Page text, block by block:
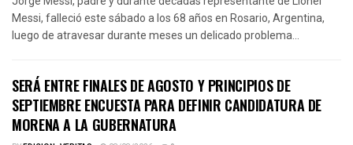
Messi, falleció este sábado a los 68 años en Rosario, Argentina,
luego de atravesar durante meses un delicado problema...
SERÁ ENTRE FINALES DE AGOSTO Y PRINCIPIOS DE
SEPTIEMBRE ENCUESTA PARA DEFINIR CANDIDATURA DE
MORENA A LA GUBERNATURA